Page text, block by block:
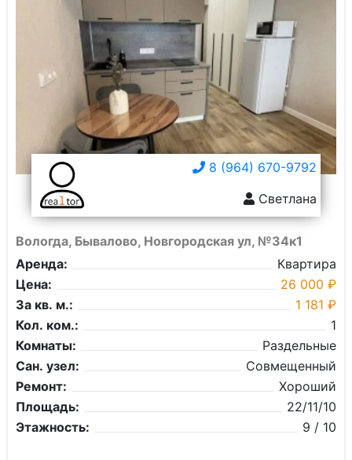
8 (964) 670-9792
Светлана
Вологда, Бывалово, Новгородская ул, №34к1
Аренда:
Квартира
Цена:
26 000 ₽
За кв. м.:
1 181 ₽
Кол. ком.:
1
Комнаты:
Раздельные
Сан. узел:
Совмещенный
Ремонт:
Хороший
Площадь:
22/11/10
Этажность:
9 / 10